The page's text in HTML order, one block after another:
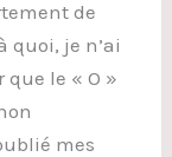
de
quoi, je n’ai
que le « O »
mes